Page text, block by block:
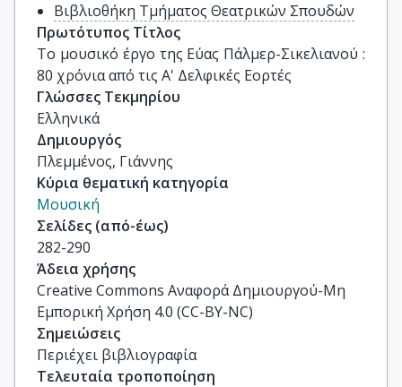
Βιβλιοθήκη Τμήματος Θεατρικών Σπουδών
Πρωτότυπος Τίτλος
Το μουσικό έργο της Εύας Πάλμερ-Σικελιανού :
80 χρόνια από τις Α' Δελφικές Εορτές
Γλώσσες Τεκμηρίου
Ελληνικά
Δημιουργός
Πλεμμένος, Γιάννης
Κύρια θεματική κατηγορία
Μουσική
Σελίδες (από-έως)
282-290
Άδεια χρήσης
Creative Commons Αναφορά Δημιουργού-Μη
Εμπορική Χρήση 4.0 (CC-BY-NC)
Σημειώσεις
Περιέχει βιβλιογραφία
Τελευταία τροποποίηση